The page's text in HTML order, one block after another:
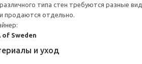
типа стен требуются разные
продаются отдельно.
of Sweden
и уход